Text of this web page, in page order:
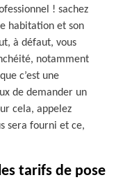
! sachez
habitation et son
à défaut, vous
notamment
c’est une
de demander un
cela, appelez
sera fourni et ce,
tarifs de pose